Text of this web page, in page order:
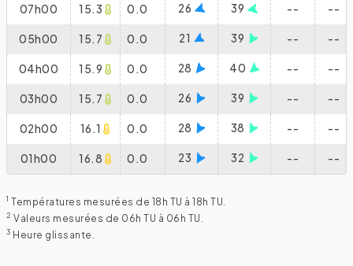
07h00 15.3 0.0 26 39 -- --
05h00 15.7 0.0 21 39 -- --
04h00 15.9 0.0 28 40 -- --
03h00 15.7 0.0 26 39 -- --
02h00 16.1 0.0 28 38 -- --
01h00 16.8 0.0 23 32 -- --
1 Températures mesurées de 18h TU à 18h TU.
2 Valeurs mesurées de 06h TU à 06h TU.
3 Heure glissante.